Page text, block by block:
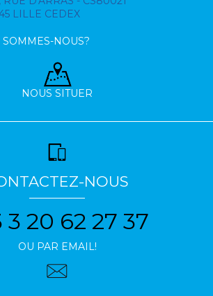
LILLE CEDEX
SOMMES-NOUS?
NOUS SITUER
NOUS
3 20 62 27 37
OU PAR EMAIL!